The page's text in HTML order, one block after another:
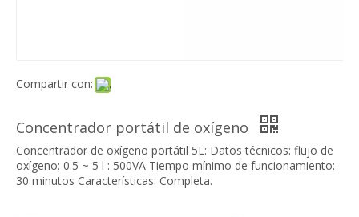
Compartir con:
Concentrador portátil de oxígeno
Concentrador de oxígeno portátil 5L: Datos técnicos: flujo de
oxígeno: 0.5 ~ 5 l : 500VA Tiempo mínimo de funcionamiento:
30 minutos Características: Completa.